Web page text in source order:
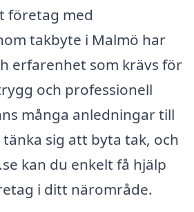
företag med
takbyte i Malmö har
erfarenhet som krävs för
och professionell
många anledningar till
sig att byta tak, och
kan du enkelt få hjälp
i ditt närområde.